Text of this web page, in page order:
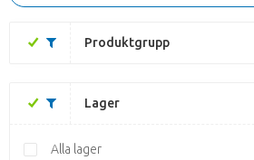
Produktgrupp
Lager
Alla lager